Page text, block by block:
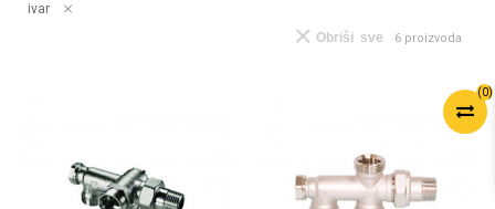
(0)
ivar
6 proizvoda
Obriši sve